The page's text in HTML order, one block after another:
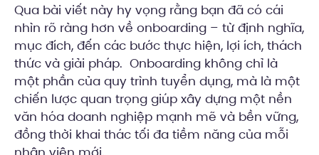
Qua bài viết này hy vọng rằng bạn đã có cái
nhìn rõ ràng hơn về onboarding – từ định nghĩa,
mục đích, đến các bước thực hiện, lợi ích, thách
thức và giải pháp. Onboarding không chỉ là
một phần của quy trình tuyển dụng, mà là một
chiến lược quan trọng giúp xây dựng một nền
văn hóa doanh nghiệp mạnh mẽ và bền vững,
đồng thời khai thác tối đa tiềm năng của mỗi